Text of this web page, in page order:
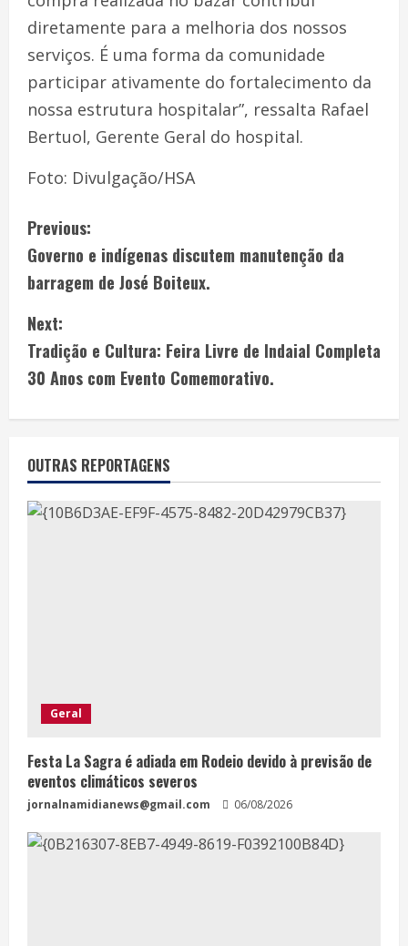
diretamente para a melhoria dos nossos
serviços. É uma forma da comunidade
participar ativamente do fortalecimento da
nossa estrutura hospitalar”, ressalta Rafael
Bertuol, Gerente Geral do hospital.
Foto: Divulgação/HSA
Previous:
Governo e indígenas discutem manutenção da
barragem de José Boiteux.
Next:
Tradição e Cultura: Feira Livre de Indaial Completa
30 Anos com Evento Comemorativo.
OUTRAS REPORTAGENS
Geral
Festa La Sagra é adiada em Rodeio devido à previsão de
eventos climáticos severos
jornalnamidianews@gmail.com 06/08/2026